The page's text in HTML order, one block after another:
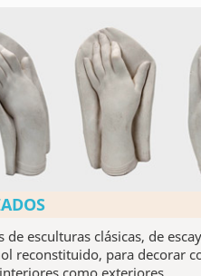
de esculturas clásicas, de
reconstituido, para decorar
como exteriores.